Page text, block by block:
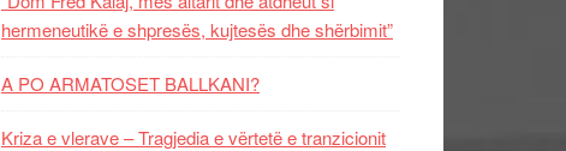
hermeneutikë e shpresës, kujtesës dhe shërbimit”
A PO ARMATOSET BALLKANI?
Kriza e vlerave – Tragjedia e vërtetë e tranzicionit